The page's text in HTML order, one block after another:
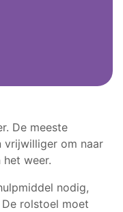
De meeste
vrijwilliger om naar
weer.
nodig,
rolstoel moet